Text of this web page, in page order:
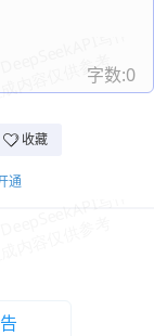
字数:0
收藏
通